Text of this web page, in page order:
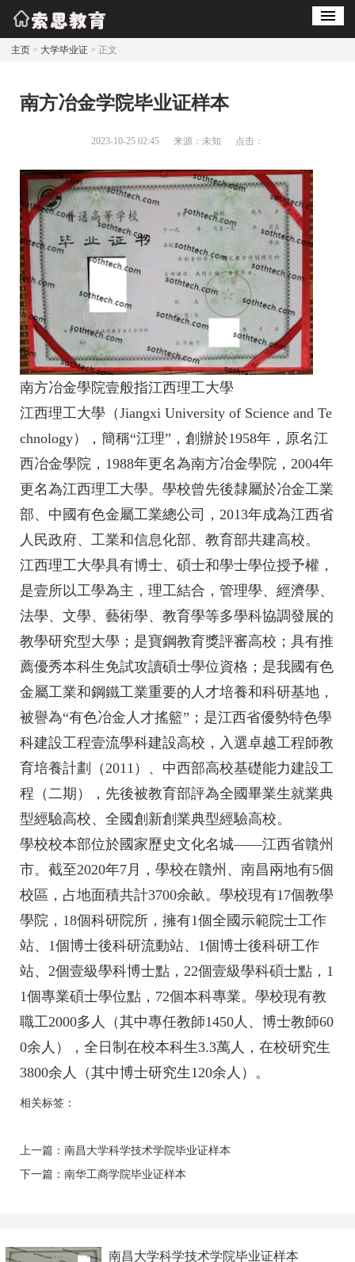
主页> 大学毕业证> 正文
南方冶金学院毕业证样本
2023-10-25 02:45 来源：未知 点击：
南方冶金學院壹般指江西理工大學
江西理工大學（Jiangxi University of Science and Te
chnology），簡稱“江理”，創辦於1958年，原名江
西冶金學院，1988年更名為南方冶金學院，2004年
更名為江西理工大學。學校曾先後隸屬於冶金工業
部、中國有色金屬工業總公司，2013年成為江西省
人民政府、工業和信息化部、教育部共建高校。
江西理工大學具有博士、碩士和學士學位授予權，
是壹所以工學為主，理工結合，管理學、經濟學、
法學、文學、藝術學、教育學等多學科協調發展的
教學研究型大學；是寶鋼教育獎評審高校；具有推
薦優秀本科生免試攻讀碩士學位資格；是我國有色
金屬工業和鋼鐵工業重要的人才培養和科研基地，
被譽為“有色冶金人才搖籃”；是江西省優勢特色學
科建設工程壹流學科建設高校，入選卓越工程師教
育培養計劃（2011）、中西部高校基礎能力建設工
程（二期），先後被教育部評為全國畢業生就業典
型經驗高校、全國創新創業典型經驗高校。
學校校本部位於國家歷史文化名城——江西省贛州
市。截至2020年7月，學校在贛州、南昌兩地有5個
校區，占地面積共計3700余畝。學校現有17個教學
學院，18個科研院所，擁有1個全國示範院士工作
站、1個博士後科研流動站、1個博士後科研工作
站、2個壹級學科博士點，22個壹級學科碩士點，1
1個專業碩士學位點，72個本科專業。學校現有教
職工2000多人（其中專任教師1450人、博士教師60
0余人），全日制在校本科生3.3萬人，在校研究生
3800余人（其中博士研究生120余人）。
相关标签：
上一篇： 南昌大学科学技术学院毕业证样本
下一篇： 南华工商学院毕业证样本
南昌大学科学技术学院毕业证样本